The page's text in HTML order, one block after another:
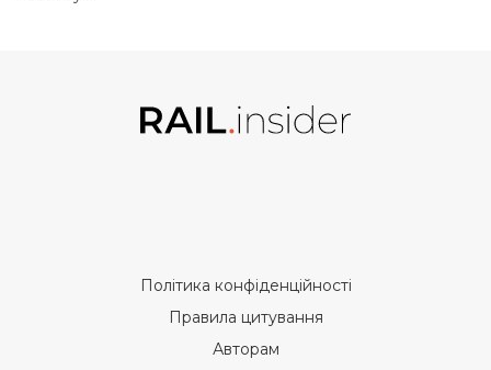
Політика конфіденційності
Правила цитування
Авторам